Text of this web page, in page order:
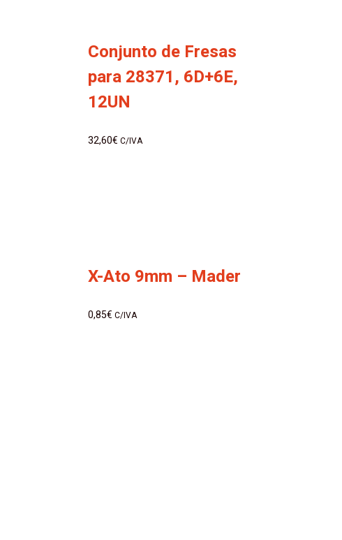
Conjunto de Fresas
para 28371, 6D+6E,
12UN
32,60€ C/IVA
X-Ato 9mm – Mader
0,85€ C/IVA